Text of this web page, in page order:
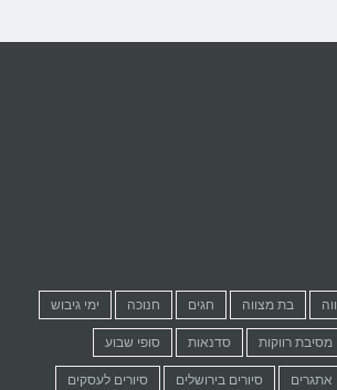
בת מצווה חגים חנוכה ימי גיבוש
מסיבת רווקות סדנאות סופי שבוע
אתגרים סיורים בירושלים סיורים לעסקים